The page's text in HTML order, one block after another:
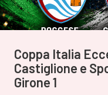
Coppa Italia
Castiglione e
Girone 1